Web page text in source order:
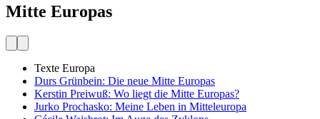
Mitte Europas
Texte Europa
Durs Grünbein: Die neue Mitte Europas
Kerstin Preiwuß: Wo liegt die Mitte Europas?
Jurko Prochasko: Meine Leben in Mitteleuropa